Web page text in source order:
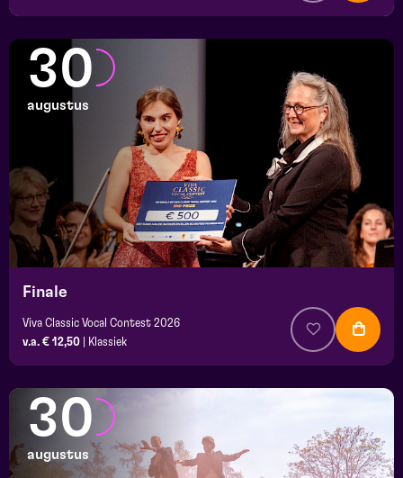
30
augustus
Finale
Viva Classic Vocal Contest 2026
v.a. € 12,50
Klassiek
30
augustus